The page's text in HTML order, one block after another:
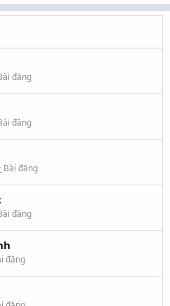
đăng
đăng
Bài đăng
đăng
đăng